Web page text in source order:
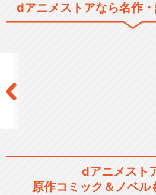
dアニメストアなら名作
dアニメスト
原作コミック＆ノベル